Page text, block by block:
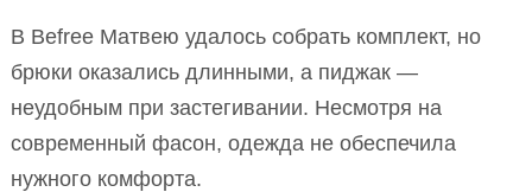
В Befree Матвею удалось собрать комплект, но
брюки оказались длинными, а пиджак —
неудобным при застегивании. Несмотря на
современный фасон, одежда не обеспечила
нужного комфорта.